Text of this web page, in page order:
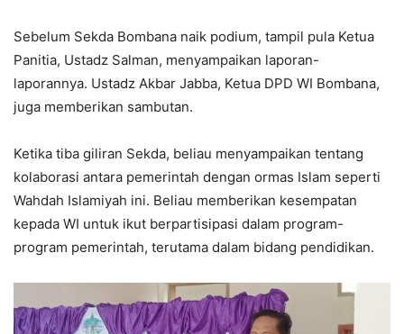
Sebelum Sekda Bombana naik podium, tampil pula Ketua
Panitia, Ustadz Salman, menyampaikan laporan-
laporannya. Ustadz Akbar Jabba, Ketua DPD WI Bombana,
juga memberikan sambutan.
Ketika tiba giliran Sekda, beliau menyampaikan tentang
kolaborasi antara pemerintah dengan ormas Islam seperti
Wahdah Islamiyah ini. Beliau memberikan kesempatan
kepada WI untuk ikut berpartisipasi dalam program-
program pemerintah, terutama dalam bidang pendidikan.